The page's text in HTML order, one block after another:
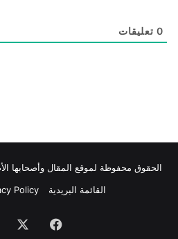
0 تعليقات
الحقوق محفوظة لموقع المقال وأصحابها
القائمة البريدية
Policy
فيسبوك